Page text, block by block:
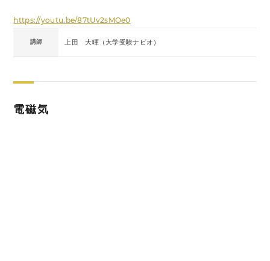
https://youtu.be/87tUv2sMOe0
講師 上田 大暉（大学受験ナビオ）
電磁気